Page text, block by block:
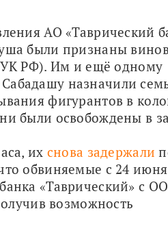
АО «Таврический
были признаны
УК РФ). Им и ещё одному
назначили
фигурантов в
были освобождены в
их снова задержали
обвиняемые с 24
«Таврический» с
возможность